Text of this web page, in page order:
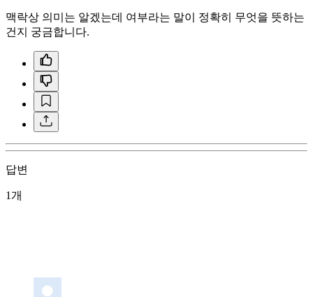
맥락상 의미는 알겠는데 여부라는 말이 정확히 무엇을 뜻하는
건지 궁금합니다.
답변
1개